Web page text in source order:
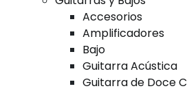
Accesorios
Amplificadores
Bajo
Guitarra Acústica
Guitarra de Doce